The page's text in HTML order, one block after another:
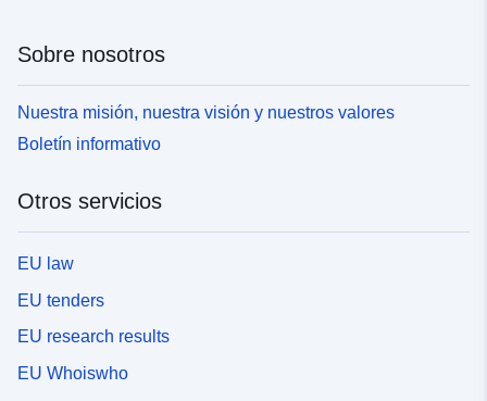
Sobre nosotros
Nuestra misión, nuestra visión y nuestros valores
Boletín informativo
Otros servicios
EU law
EU tenders
EU research results
EU Whoiswho